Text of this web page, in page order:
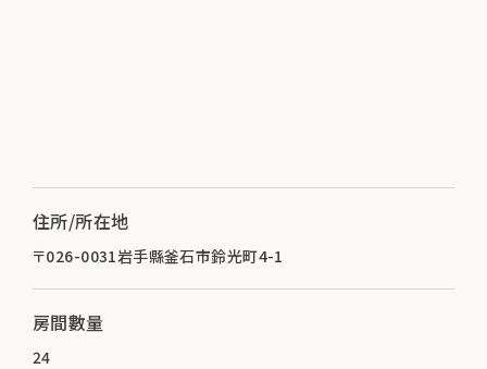
住所/所在地
〒026-0031岩手縣釜石市鈴光町4-1
房間數量
24